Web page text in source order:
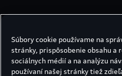
Súbory cookie používame na
stránky, prispôsobenie obsahu a
sociálnych médií a na analýzu
používaní našej stránky tiež